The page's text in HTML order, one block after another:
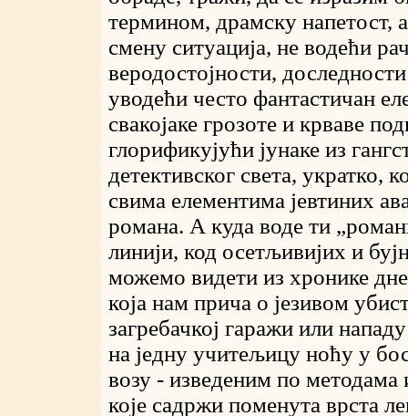
термином, драмску напетост,
смену ситуација, не водећи
веродостојности,
уводећи често фантастичан
свакојаке грозоте и крваве
глорификујући јунаке из
детективског света, укратко,
свима елементима јевтиних
романа. А куда воде ти
линији, код осетљивијих и
можемо видети из хронике
која нам прича о језивом
загребачкој гаражи или
на једну учитељицу ноћу у
возу - изведеним по методама
које садржи поменута врста